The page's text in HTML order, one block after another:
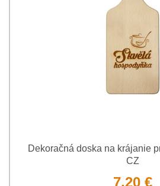
Dekoračná doska na krájanie
CZ
7,20 €